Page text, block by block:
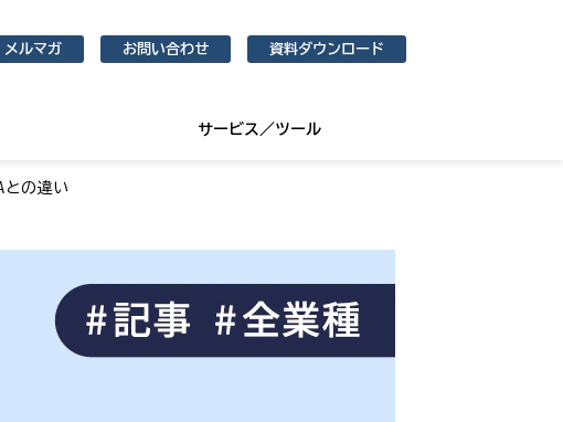
メルマガ お問い合わせ 資料ダウンロード
サービス／ツール
との違い